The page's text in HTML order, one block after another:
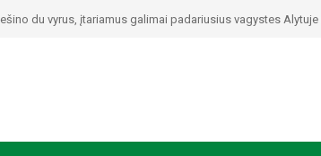
du vyrus, įtariamus galimai padariusius vagystes